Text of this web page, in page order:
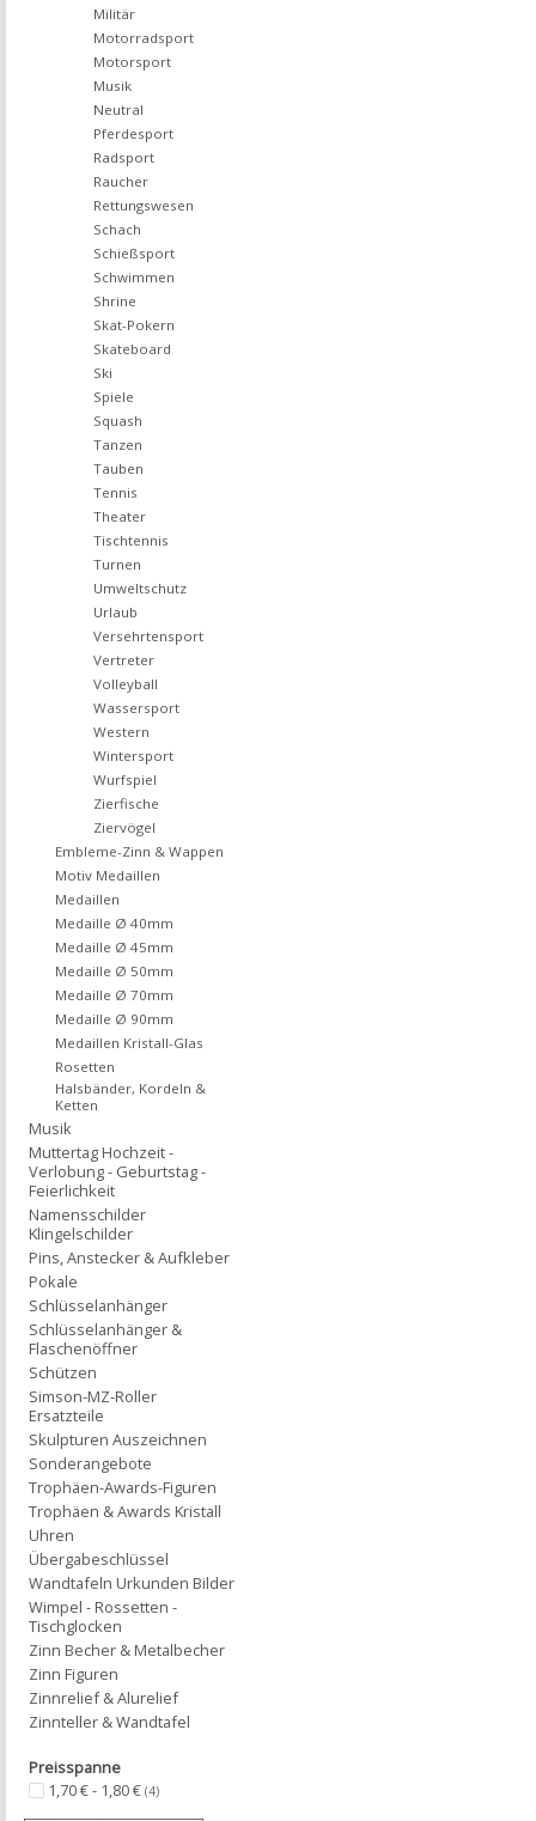
Militär
Motorradsport
Motorsport
Musik
Neutral
Pferdesport
Radsport
Raucher
Rettungswesen
Schach
Schießsport
Schwimmen
Shrine
Skat-Pokern
Skateboard
Ski
Spiele
Squash
Tanzen
Tauben
Tennis
Theater
Tischtennis
Turnen
Umweltschutz
Urlaub
Versehrtensport
Vertreter
Volleyball
Wassersport
Western
Wintersport
Wurfspiel
Zierfische
Ziervögel
Embleme-Zinn & Wappen
Motiv Medaillen
Medaillen
Medaille Ø 40mm
Medaille Ø 45mm
Medaille Ø 50mm
Medaille Ø 70mm
Medaille Ø 90mm
Medaillen Kristall-Glas
Rosetten
Halsbänder, Kordeln &
Ketten
Musik
Muttertag Hochzeit -
Verlobung - Geburtstag -
Feierlichkeit
Namensschilder
Klingelschilder
Pins, Anstecker & Aufkleber
Pokale
Schlüsselanhänger
Schlüsselanhänger &
Flaschenöffner
Schützen
Simson-MZ-Roller
Ersatzteile
Skulpturen Auszeichnen
Sonderangebote
Trophäen-Awards-Figuren
Trophäen & Awards Kristall
Uhren
Übergabeschlüssel
Wandtafeln Urkunden Bilder
Wimpel - Rossetten -
Tischglocken
Zinn Becher & Metalbecher
Zinn Figuren
Zinnrelief & Alurelief
Zinnteller & Wandtafel
Preisspanne
1,70 € - 1,80 € (4)